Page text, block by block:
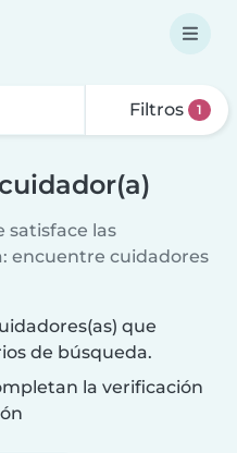
Filtros 1
satisface las
encuentre cuidadores
que
de búsqueda.
la verificación